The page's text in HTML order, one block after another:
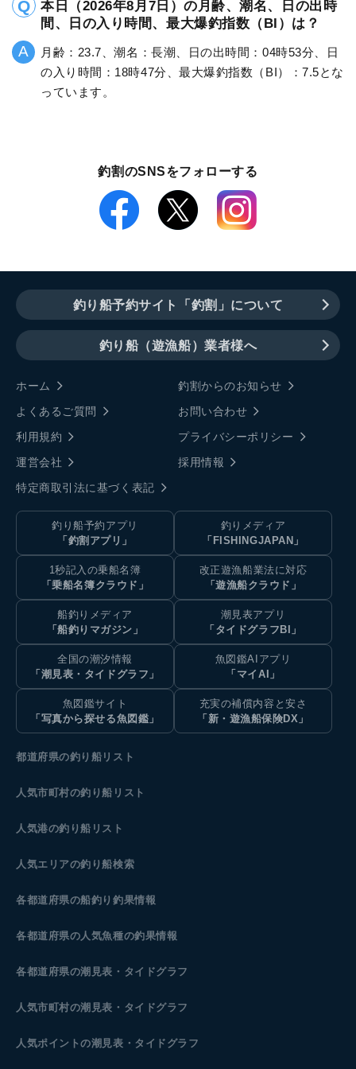
本日（2026年8月7日）の月齢、潮名、日の出時
間、日の入り時間、最大爆釣指数（BI）は？
月齢：23.7、潮名：長潮、日の出時間：04時53分、日
の入り時間：18時47分、最大爆釣指数（BI）：7.5とな
っています。
釣割のSNSをフォローする
釣り船予約サイト「釣割」について
釣り船（遊漁船）業者様へ
ホーム
釣割からのお知らせ
よくあるご質問
お問い合わせ
利用規約
プライバシーポリシー
運営会社
採用情報
特定商取引法に基づく表記
釣り船予約アプリ
「釣割アプリ」
釣りメディア
「FISHINGJAPAN」
1秒記入の乗船名簿
「乗船名簿クラウド」
改正遊漁船業法に対応
「遊漁船クラウド」
船釣りメディア
「船釣りマガジン」
潮見表アプリ
「タイドグラフBI」
全国の潮汐情報
「潮見表・タイドグラフ」
魚図鑑AIアプリ
「マイAI」
魚図鑑サイト
「写真から探せる魚図鑑」
充実の補償内容と安さ
「新・遊漁船保険DX」
都道府県の釣り船リスト
人気市町村の釣り船リスト
人気港の釣り船リスト
人気エリアの釣り船検索
各都道府県の船釣り釣果情報
各都道府県の人気魚種の釣果情報
各都道府県の潮見表 ・タイドグラフ
人気市町村の潮見表・タイドグラフ
人気ポイントの潮見表・タイドグラフ